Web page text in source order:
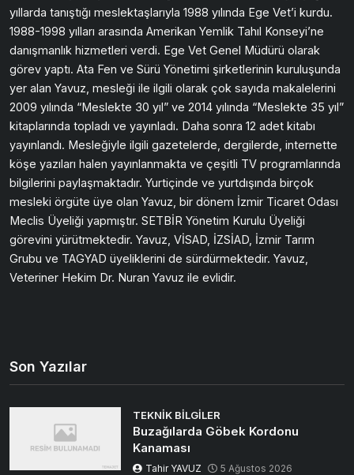
yıllarda tanıştığı meslektaşlarıyla 1988 yılında Ege Vet’i kurdu.
1988-1998 yılları arasında Amerikan Yemlik Tahıl Konseyi’ne
danışmanlık hizmetleri verdi. Ege Vet Genel Müdürü olarak
görev yaptı. Ata Fen ve Sürü Yönetimi şirketlerinin kuruluşunda
yer alan Yavuz, mesleği ile ilgili olarak çok sayıda makalelerini
2009 yılında “Meslekte 30 yıl” ve 2014 yılında “Meslekte 35 yıl”
kitaplarında topladı ve yayınladı. Daha sonra 12 adet kitabı
yayınlandı. Mesleğiyle ilgili gazetelerde, dergilerde, internette
köşe yazıları halen yayınlanmakta ve çeşitli TV programlarında
bilgilerini paylaşmaktadır. Yurtiçinde ve yurtdışında birçok
mesleki örgüte üye olan Yavuz, bir dönem İzmir Ticaret Odası
Meclis Üyeliği yapmıştır. SETBİR Yönetim Kurulu Üyeliği
görevini yürütmektedir. Yavuz, VİSAD, İZSİAD, İzmir Tarım
Grubu ve TAGYAD üyeliklerini de sürdürmektedir. Yavuz,
Veteriner Hekim Dr. Nuran Yavuz ile evlidir.
Son Yazılar
TEKNIK BILGILER
Buzağılarda Göbek Kordonu
Kanaması
Tahir YAVUZ 5 Ağustos 2026